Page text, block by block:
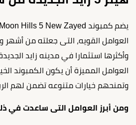
العوامل القويه، التى جعلته من أشهر
وأكثرها استثمارا في مدينه زايد
العوامل المميزة أن يكون الكمبوند
وتمنحهم خيارات متنوعه تضمن لهم
ومن أبرز العوامل التى ساعدت في